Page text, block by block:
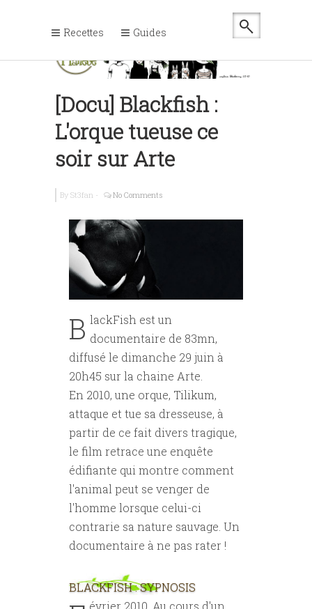
Recettes Guides
[Docu] Blackfish :
L'orque tueuse ce
soir sur Arte
By St3fan - No Comments
B lackFish est un
documentaire de 83mn,
diffusé le dimanche 29 juin à
20h45 sur la chaine Arte.
En 2010, une orque, Tilikum,
attaque et tue sa dresseuse, à
partir de ce fait divers tragique,
le film retrace une enquête
édifiante qui montre comment
l'animal peut se venger de
l'homme lorsque celui-ci
contrarie sa nature sauvage. Un
documentaire à ne pas rater !
BLACKFISH : SYPNOSIS